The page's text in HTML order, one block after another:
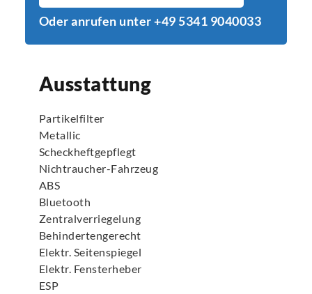
Oder anrufen unter +49 5341 9040033
Ausstattung
Partikelfilter
Metallic
Scheckheftgepflegt
Nichtraucher-Fahrzeug
ABS
Bluetooth
Zentralverriegelung
Behindertengerecht
Elektr. Seitenspiegel
Elektr. Fensterheber
ESP